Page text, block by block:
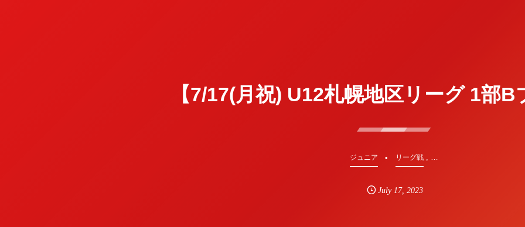
【7/17(月祝) U12札幌地区リーグ 1部
ジュニア リーグ戦, …
July 17,2023